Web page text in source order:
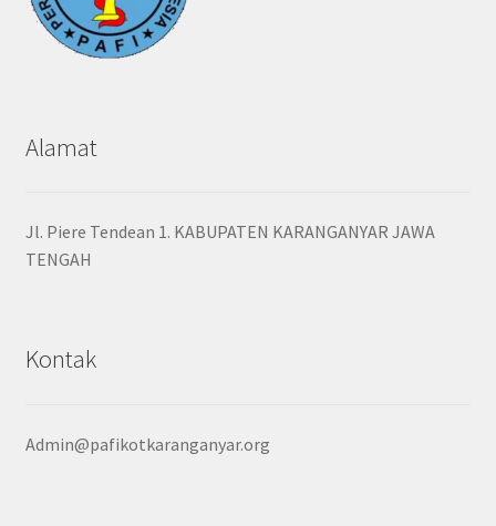
Alamat
Jl. Piere Tendean 1. KABUPATEN KARANGANYAR JAWA
TENGAH
Kontak
Admin@pafikotkaranganyar.org